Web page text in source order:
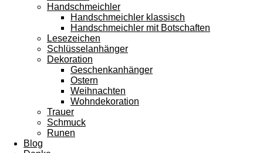
Handschmeichler
Handschmeichler klassisch
Handschmeichler mit Botschaften
Lesezeichen
Schlüsselanhänger
Dekoration
Geschenkanhänger
Ostern
Weihnachten
Wohndekoration
Trauer
Schmuck
Runen
Blog